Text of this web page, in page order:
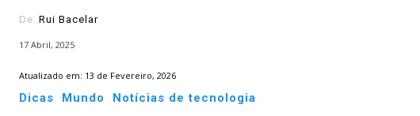
De: Rui Bacelar
17 Abril, 2025
Atualizado em: 13 de Fevereiro, 2026
Dicas Mundo Notícias de tecnologia